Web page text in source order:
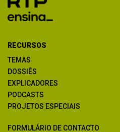
RECURSOS
TEMAS
DOSSIÊS
EXPLICADORES
PODCASTS
PROJETOS ESPECIAIS
FORMULÁRIO DE CONTACTO